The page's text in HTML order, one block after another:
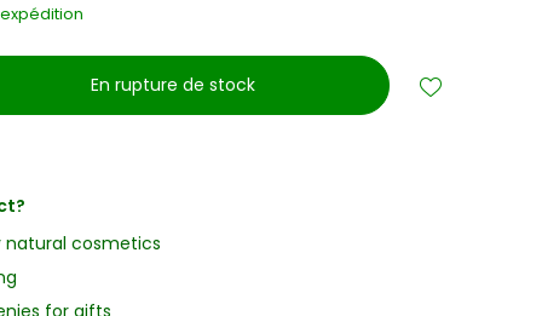
En rupture de stock
natural cosmetics